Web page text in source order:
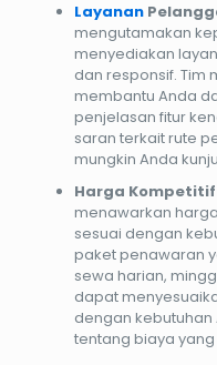
Layanan
mengutamakan
menyediakan
dan responsif. Tim
membantu Anda
penjelasan fitur
saran terkait rute
mungkin Anda
Harga
menawarkan
sesuai dengan
paket penawaran
sewa harian,
dapat
dengan
tentang biaya